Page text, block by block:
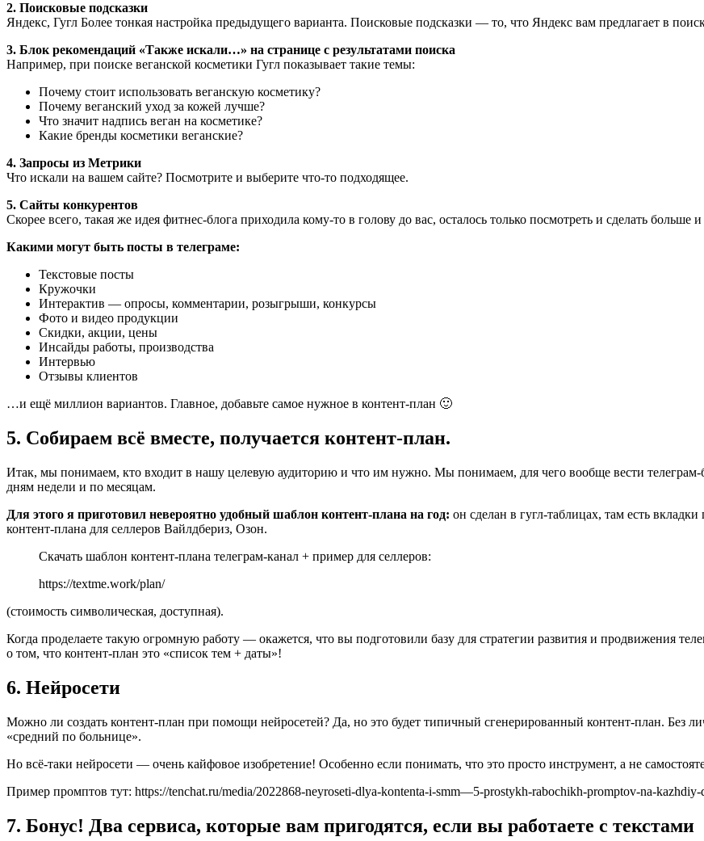
2. Поисковые подсказки
Яндекс, Гугл Более тонкая настройка предыдущего варианта. Поисковые подсказки — то, что Яндекс вам предлагает в
3. Блок рекомендаций «Также искали…» на странице с результатами поиска
Например, при поиске веганской косметики Гугл показывает такие темы:
Почему стоит использовать веганскую косметику?
Почему веганский уход за кожей лучше?
Что значит надпись веган на косметике?
Какие бренды косметики веганские?
4. Запросы из Метрики
Что искали на вашем сайте? Посмотрите и выберите что-то подходящее.
5. Сайты конкурентов
Скорее всего, такая же идея фитнес-блога приходила кому-то в голову до вас, осталось только посмотреть и сделать больше
Какими могут быть посты в телеграме:
Текстовые посты
Кружочки
Интерактив — опросы, комментарии, розыгрыши, конкурсы
Фото и видео продукции
Скидки, акции, цены
Инсайды работы, производства
Интервью
Отзывы клиентов
…и ещё миллион вариантов. Главное, добавьте самое нужное в контент-план 🙂
5. Собираем всё вместе, получается контент-план.
Итак, мы понимаем, кто входит в нашу целевую аудиторию и что им нужно. Мы понимаем, для чего вообще вести телеграм-
дням недели и по месяцам.
Для этого я приготовил невероятно удобный шаблон контент-плана на год: он сделан в гугл-таблицах, там есть
контент-плана для селлеров Вайлдбериз, Озон.
Скачать шаблон контент-плана телеграм-канал + пример для селлеров:
https://textme.work/plan/
(стоимость символическая, доступная).
Когда проделаете такую огромную работу — окажется, что вы подготовили базу для стратегии развития и продвижения
о том, что контент-план это «список тем + даты»!
6. Нейросети
Можно ли создать контент-план при помощи нейросетей? Да, но это будет типичный сгенерированный контент-план. Без
«средний по больнице».
Но всё-таки нейросети — очень кайфовое изобретение! Особенно если понимать, что это просто инструмент, а не
Пример промптов тут: https://tenchat.ru/media/2022868-neyroseti-dlya-kontenta-i-smm—5-prostykh-rabochikh-promptov-na-kazhdiy-
7. Бонус! Два сервиса, которые вам пригодятся, если вы работаете с текстами